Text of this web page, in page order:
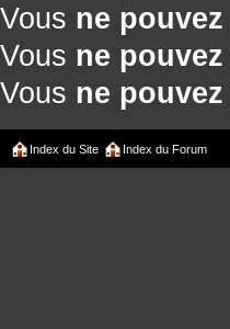
Vous ne pouvez
Vous ne pouvez
Vous ne pouvez
Index du Site Index du Forum